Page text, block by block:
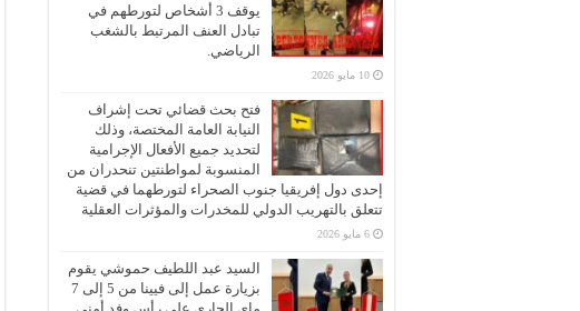
يوقف 3 أشخاص لتورطهم في
تبادل العنف المرتبط بالشغب
الرياضي.
10 مايو 2026
فتح بحث قضائي تحت إشراف
النيابة العامة المختصة، وذلك
لتحديد جميع الأفعال الإجرامية
المنسوبة لمواطنتين تنحدران من
إحدى دول إفريقيا جنوب الصحراء لتورطهما في قضية
تتعلق بالتهريب الدولي للمخدرات والمؤثرات العقلية
6 مايو 2026
السيد عبد اللطيف حموشي يقوم
بزيارة عمل إلى فيينا من 5 إلى 7